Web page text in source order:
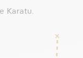
Karatu.